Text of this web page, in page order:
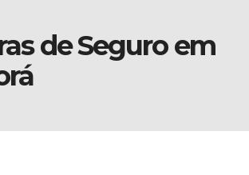
de Seguro em